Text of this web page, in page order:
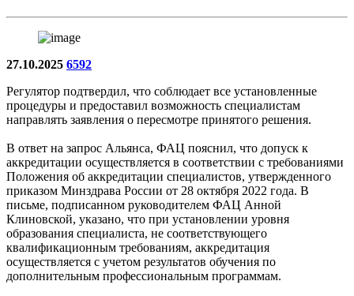
27.10.2025 6592
Регулятор подтвердил, что соблюдает все установленные
процедуры и предоставил возможность специалистам
направлять заявления о пересмотре принятого решения.
В ответ на запрос Альянса, ФАЦ пояснил, что допуск к
аккредитации осуществляется в соответствии с требованиями
Положения об аккредитации специалистов, утвержденного
приказом Минздрава России от 28 октября 2022 года. В
письме, подписанном руководителем ФАЦ Анной
Клиновской, указано, что при установлении уровня
образования специалиста, не соответствующего
квалификационным требованиям, аккредитация
осуществляется с учетом результатов обучения по
дополнительным профессиональным программам.